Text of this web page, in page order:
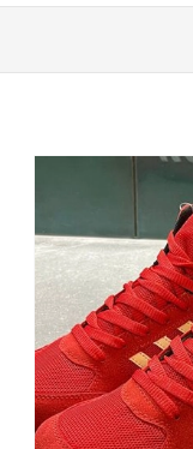
с
быстроты
амортизацией.
в